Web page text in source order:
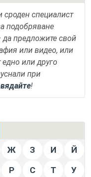
сроден специалист
подобряване
да предложите свой
или видео, или
или друго
при
!
Ж З И Й
Р С Т У